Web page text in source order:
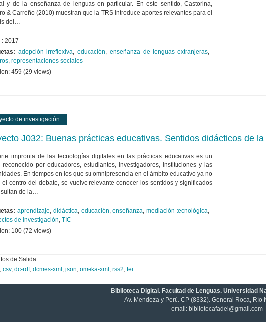
y de la enseñanza de lenguas en particular. En este sentido, Castorina,
& Carreño (2010) muestran que la TRS introduce aportes relevantes para el
del…
: 2017
adopción irreflexiva,educación, enseñanza de lenguas extranjeras,
, representaciones sociales
459 (29 views)
de investigación
J032: Buenas prácticas educativas. Sentidos didácticos de
impronta de las tecnologías digitales en las prácticas educativas es un
reconocido por educadores, estudiantes, investigadores, instituciones y las
En tiempos en los que su omnipresencia en el ámbito educativo ya no
el centro del debate, se vuelve relevante conocer los sentidos y significados
de la…
aprendizaje, didáctica, educación,enseñanza,mediación tecnológica,
de investigación, TIC
100 (72 views)
de Salida
, csv, dc-rdf, dcmes-xml , json, omeka-xml , rss2, tei
Biblioteca Digital. Facultad de Lenguas. Universidad
Av. Mendoza y Perú. CP (8332). General Roca, Río
email: bibliotecafadel@gmail.com